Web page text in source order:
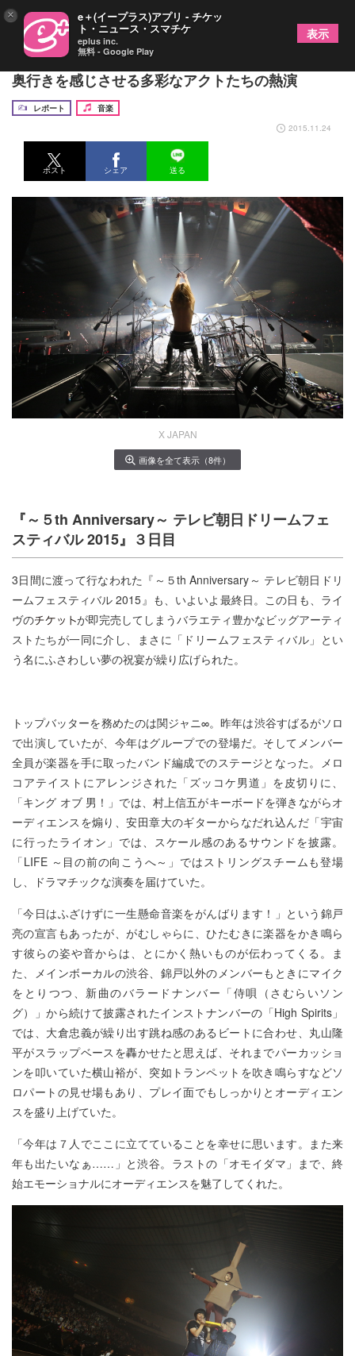
ドリームフェスティバル３日目 音楽シーンの幅と
奥行きを感じさせる多彩なアクトたちの熱演
レポート
音楽
2015.11.24
ポスト シェア 送る
X JAPAN
画像を全て表示（8件）
『～５th Anniversary～ テレビ朝日ドリームフェ
スティバル 2015』３日目
3日間に渡って行なわれた『～５th Anniversary～ テレビ朝日ドリ
ームフェスティバル 2015』も、いよいよ最終日。この日も、ライ
ヴの
が即完売してしまうバラエティ豊かなビッグアーティ
スト たちが一同に介し、まさに「ドリームフェスティバル」とい
う名にふさわしい夢の祝宴が繰り広げられた。
トップバッターを務めたのは関ジャニ∞。昨年は渋谷すばるがソロ
で出演していたが、今年はグループでの登場だ。そしてメンバー
全員が楽器を手に取ったバンド編成でのステージとなった。メロ
コアテイストにアレンジされた「ズッコケ男道」を皮切りに、
「キング オブ 男！」では、村上信五がキーボードを弾きながらオ
ーディエンスを煽り、安田章大のギターからなだれ込んだ「宇宙
に行ったライオン」では、スケール感のあるサウンドを披露。
「LIFE ～目の前の向こうへ～」ではストリングスチームも登場
し、ドラマチックな演奏を届けていた。
「今日はふざけずに一生懸命音楽をがんばります！」という錦戸
亮の宣言もあったが、がむしゃらに、ひたむきに楽器をかき鳴ら
す彼らの姿や音からは、とにかく熱いものが伝わってくる。ま
た、メインボーカルの渋谷、錦戸以外のメンバーもときにマイク
をとりつつ、新曲のバラードナンバー「侍唄（さむらいソン
グ）」から続けて披露されたインストナンバーの「High Spirits」
では、大倉忠義が繰り出す跳ね感のあるビートに合わせ、丸山隆
平がスラップベースを轟かせたと思えば、それまでパーカッショ
ンを叩いていた横山裕が、突如トランペットを吹き鳴らすなどソ
ロパートの見せ場もあり、プレイ面でもしっかりとオーディエン
スを盛り上げていた。
「今年は７人でここに立てていることを幸せに思います。また来
年も出たいなぁ……」と渋谷。ラストの「オモイダマ」まで、終
始エモーショナルにオーディエンスを魅了してくれた。
× e＋(イープラス)アプリ - チケッ
ト・ニュース・スマチケ
eplus inc.
無料 - Google Play
表示